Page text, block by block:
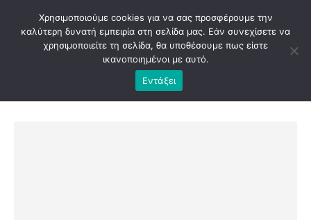
ΑΡΚΟΥΔΆΚΙ “FOR EVER WITH YOU”
Χρησιμοποιούμε cookies για να σας προσφέρουμε την
καλύτερη δυνατή εμπειρία στη σελίδα μας. Εάν συνεχίσετε να
χρησιμοποιείτε τη σελίδα, θα υποθέσουμε πως είστε
ικανοποιημένοι με αυτό.
Εντάξει